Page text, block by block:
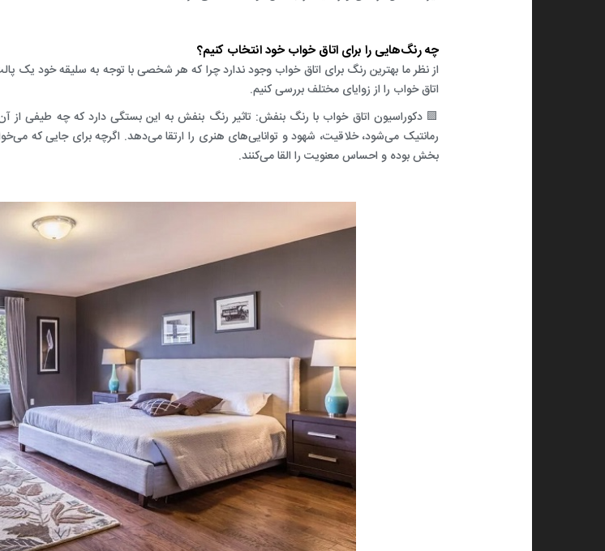
چه رنگهایی را برای اتاق خواب خود انتخاب کنیم؟
از نظر ما بهترین رنگ برای اتاق خواب وجود ندارد چرا که هر شخصی با توجه به سلیقه خود یک
اتاق خواب را از زوایای مختلف بررسی کنیم.
🟪 دکوراسیون اتاق خواب با رنگ بنفش: تاثیر رنگ بنفش به این بستگی دارد که چه طیفی از آن
رمانتیک می‌شود، خلاقیت، شهود و توانایی‌های هنری را ارتقا می‌دهد. اگرچه برای جایی که
بخش بوده و احساس معنویت را القا می‌کنند.